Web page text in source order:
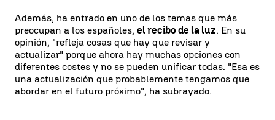
Además, ha entrado en uno de los temas que más
preocupan a los españoles, el recibo de la luz. En su
opinión, "refleja cosas que hay que revisar y
actualizar" porque ahora hay muchas opciones con
diferentes costes y no se pueden unificar todas. "Esa es
una actualización que probablemente tengamos que
abordar en el futuro próximo", ha subrayado.